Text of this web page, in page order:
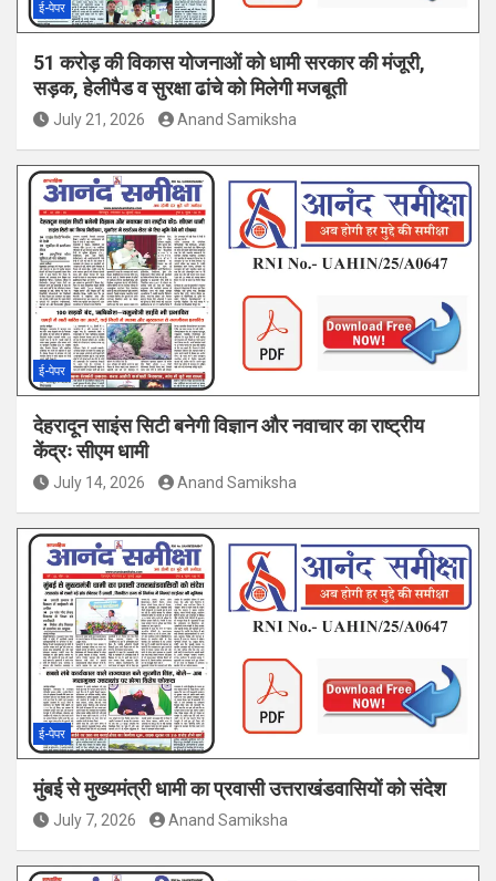
ई-पेपर
51 करोड़ की विकास योजनाओं को धामी सरकार की मंजूरी,
सड़क, हेलीपैड व सुरक्षा ढांचे को मिलेगी मजबूती
July 21, 2026 Anand Samiksha
ई-पेपर
देहरादून साइंस सिटी बनेगी विज्ञान और नवाचार का राष्ट्रीय
केंद्रः सीएम धामी
July 14, 2026 Anand Samiksha
ई-पेपर
मुंबई से मुख्यमंत्री धामी का प्रवासी उत्तराखंडवासियों को संदेश
July 7, 2026 Anand Samiksha